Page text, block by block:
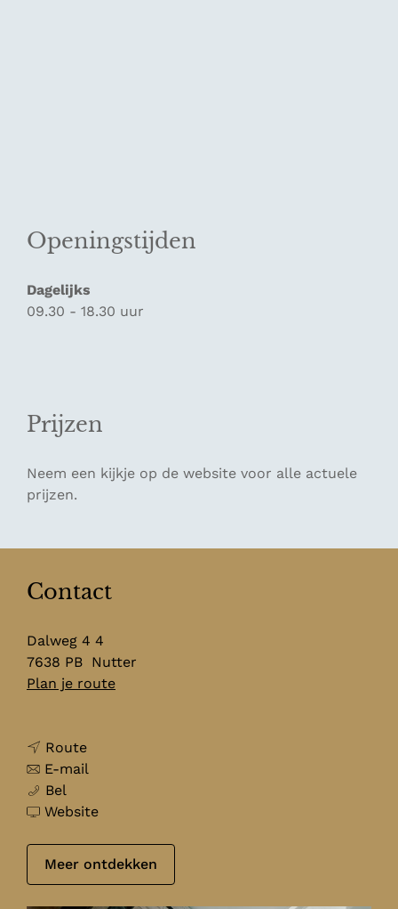
Openingstijden
Dagelijks
09.30 - 18.30 uur
Prijzen
Neem een kijkje op de website voor alle actuele
prijzen.
Contact
Dalweg 4 4
7638 PB Nutter
Plan je routen
e
Routen
a
r
a
E-mail
a
p
Bel
p
o
Websitev
S
Meer ontdekken